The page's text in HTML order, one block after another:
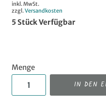
inkl. MwSt.
zzgl.Versandkosten
5Stück Verfügbar
Menge
IN DEN